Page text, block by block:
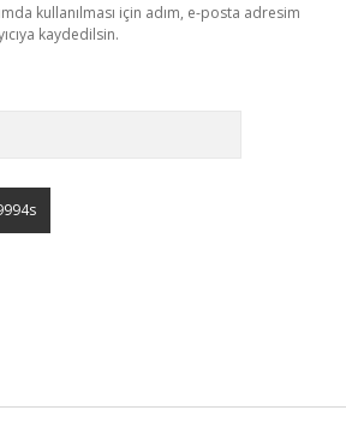
kullanılması için adım, e-posta adresim
kaydedilsin.